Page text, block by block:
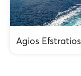
Agios Efstratios